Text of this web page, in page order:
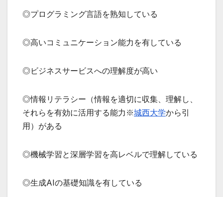
◎プログラミング言語を熟知している
◎高いコミュニケーション能力を有している
◎ビジネスサービスへの理解度が高い
◎情報リテラシー（情報を適切に収集、理解し、
それらを有効に活用する能力※城西大学から引
用）がある
◎機械学習と深層学習を高レベルで理解している
◎生成AIの基礎知識を有している